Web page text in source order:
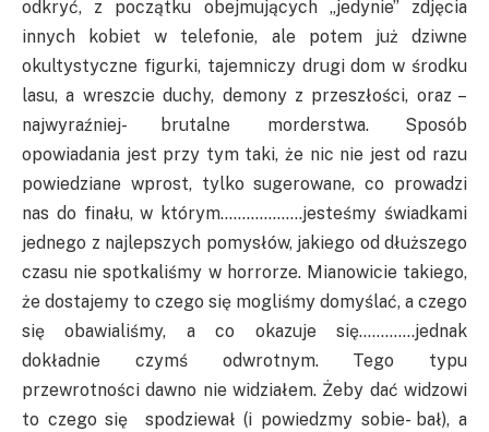
odkryć, z początku obejmujących „jedynie” zdjęcia
innych kobiet w telefonie, ale potem już dziwne
okultystyczne figurki, tajemniczy drugi dom w środku
lasu, a wreszcie duchy, demony z przeszłości, oraz –
najwyraźniej- brutalne morderstwa. Sposób
opowiadania jest przy tym taki, że nic nie jest od razu
powiedziane wprost, tylko sugerowane, co prowadzi
nas do finału, w którym……………….jesteśmy świadkami
jednego z najlepszych pomysłów, jakiego od dłuższego
czasu nie spotkaliśmy w horrorze. Mianowicie takiego,
że dostajemy to czego się mogliśmy domyślać, a czego
się obawialiśmy, a co okazuje się………….jednak
dokładnie czymś odwrotnym. Tego typu
przewrotności dawno nie widziałem. Żeby dać widzowi
to czego się spodziewał (i powiedzmy sobie- bał), a